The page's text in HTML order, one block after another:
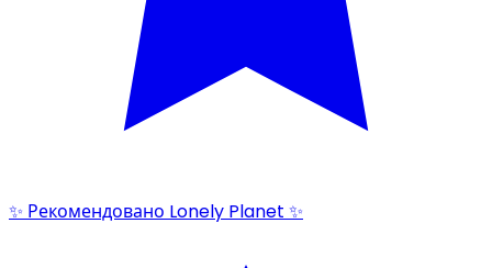
✨ Рекомендовано Lonely Planet ✨